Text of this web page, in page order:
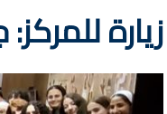
زيارة